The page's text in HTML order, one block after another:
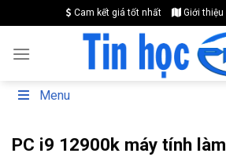
to
content
Cam kết giá tốt nhất Giới thiệu
Menu
PC i9 12900k máy tính